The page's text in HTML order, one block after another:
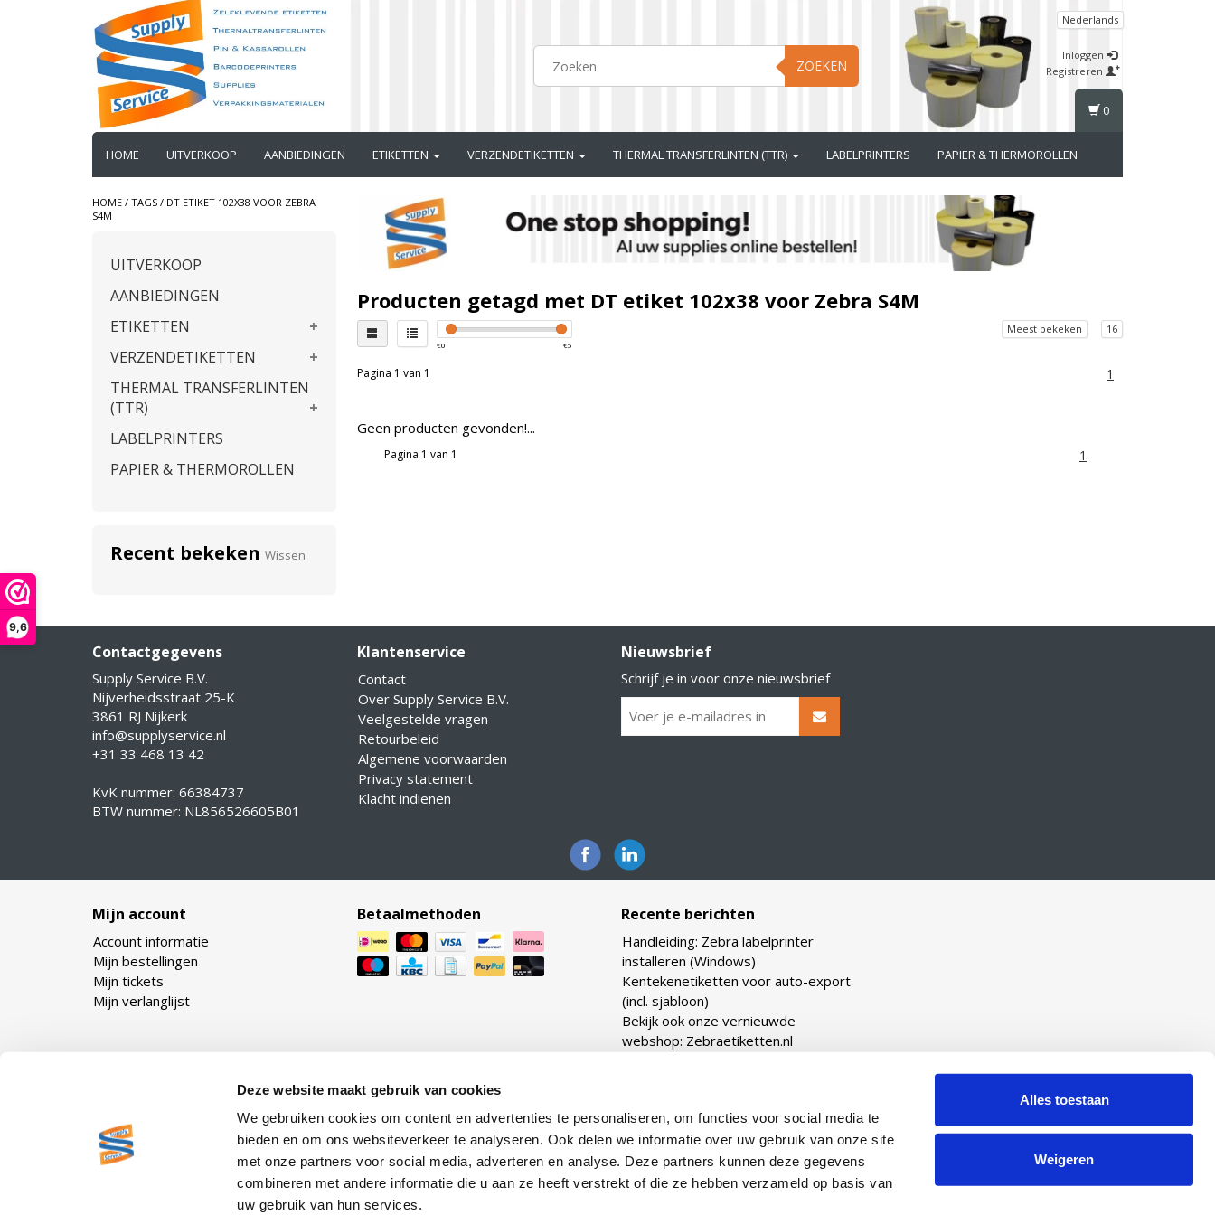
Deze website maakt gebruik van cookies
We gebruiken cookies om content en advertenties te personaliseren, om functies voor social media te
bieden en om ons websiteverkeer te analyseren. Ook delen we informatie over uw gebruik van onze site
met onze partners voor social media, adverteren en analyse. Deze partners kunnen deze gegevens
combineren met andere informatie die u aan ze heeft verstrekt of die ze hebben verzameld op basis van
uw gebruik van hun services.
Alles toestaan
Weigeren
9,6
ZOEKEN
Nederlands
Inloggen
Registreren
HOME UITVERKOOP AANBIEDINGEN ETIKETTEN VERZENDETIKETTEN THERMAL TRANSFERLINTEN (TTR) LABELPRINTERS PAPIER & THERMOROLLEN
0
HOME / TAGS / DT ETIKET 102X38 VOOR ZEBRA
S4M
UITVERKOOP
AANBIEDINGEN
ETIKETTEN
VERZENDETIKETTEN
THERMAL TRANSFERLINTEN
(TTR)
LABELPRINTERS
PAPIER & THERMOROLLEN
Recent bekeken Wissen
Producten getagd met DT etiket 102x38 voor Zebra S4M
€0 €5
Meest bekeken 16
Pagina 1 van 1 1
Geen producten gevonden!...
Pagina 1 van 1 1
Contactgegevens
Supply Service B.V.
Nijverheidsstraat 25-K
3861 RJ Nijkerk
info@supplyservice.nl
+31 33 468 13 42
KvK nummer: 66384737
BTW nummer: NL856526605B01
Klantenservice
Contact
Over Supply Service B.V.
Veelgestelde vragen
Retourbeleid
Algemene voorwaarden
Privacy statement
Klacht indienen
Nieuwsbrief
Schrijf je in voor onze nieuwsbrief
Mijn account
Account informatie
Mijn bestellingen
Mijn tickets
Mijn verlanglijst
Betaalmethoden Recente berichten
Handleiding: Zebra labelprinter
installeren (Windows)
Kentekenetiketten voor auto-export
(incl. sjabloon)
Bekijk ook onze vernieuwde
webshop: Zebraetiketten.nl
Lijmtypes uitgelegd: van permanent
tot removable